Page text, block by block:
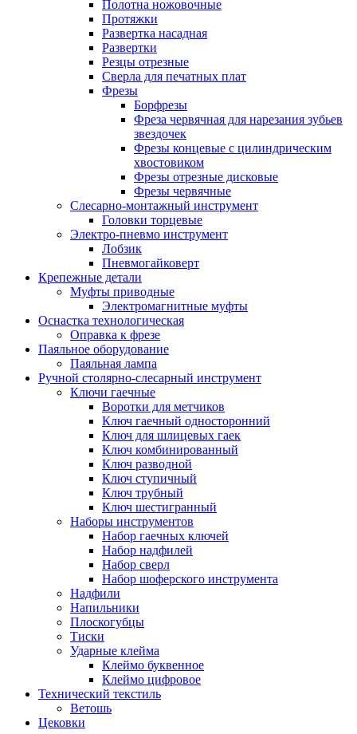
Полотна ножовочные
Протяжки
Развертка насадная
Развертки
Резцы отрезные
Сверла для печатных плат
Фрезы
Борфрезы
Фреза червячная для нарезания зубьев
звездочек
Фрезы концевые с цилиндрическим
хвостовиком
Фрезы отрезные дисковые
Фрезы червячные
Слесарно-монтажный инструмент
Головки торцевые
Электро-пневмо инструмент
Лобзик
Пневмогайковерт
Крепежные детали
Муфты приводные
Электромагнитные муфты
Оснастка технологическая
Оправка к фрезе
Паяльное оборудование
Паяльная лампа
Ручной столярно-слесарный инструмент
Ключи гаечные
Воротки для метчиков
Ключ гаечный односторонний
Ключ для шлицевых гаек
Ключ комбинированный
Ключ разводной
Ключ ступичный
Ключ трубный
Ключ шестигранный
Наборы инструментов
Набор гаечных ключей
Набор надфилей
Набор сверл
Набор шоферского инструмента
Надфили
Напильники
Плоскогубцы
Тиски
Ударные клейма
Клеймо буквенное
Клеймо цифровое
Технический текстиль
Ветошь
Цековки